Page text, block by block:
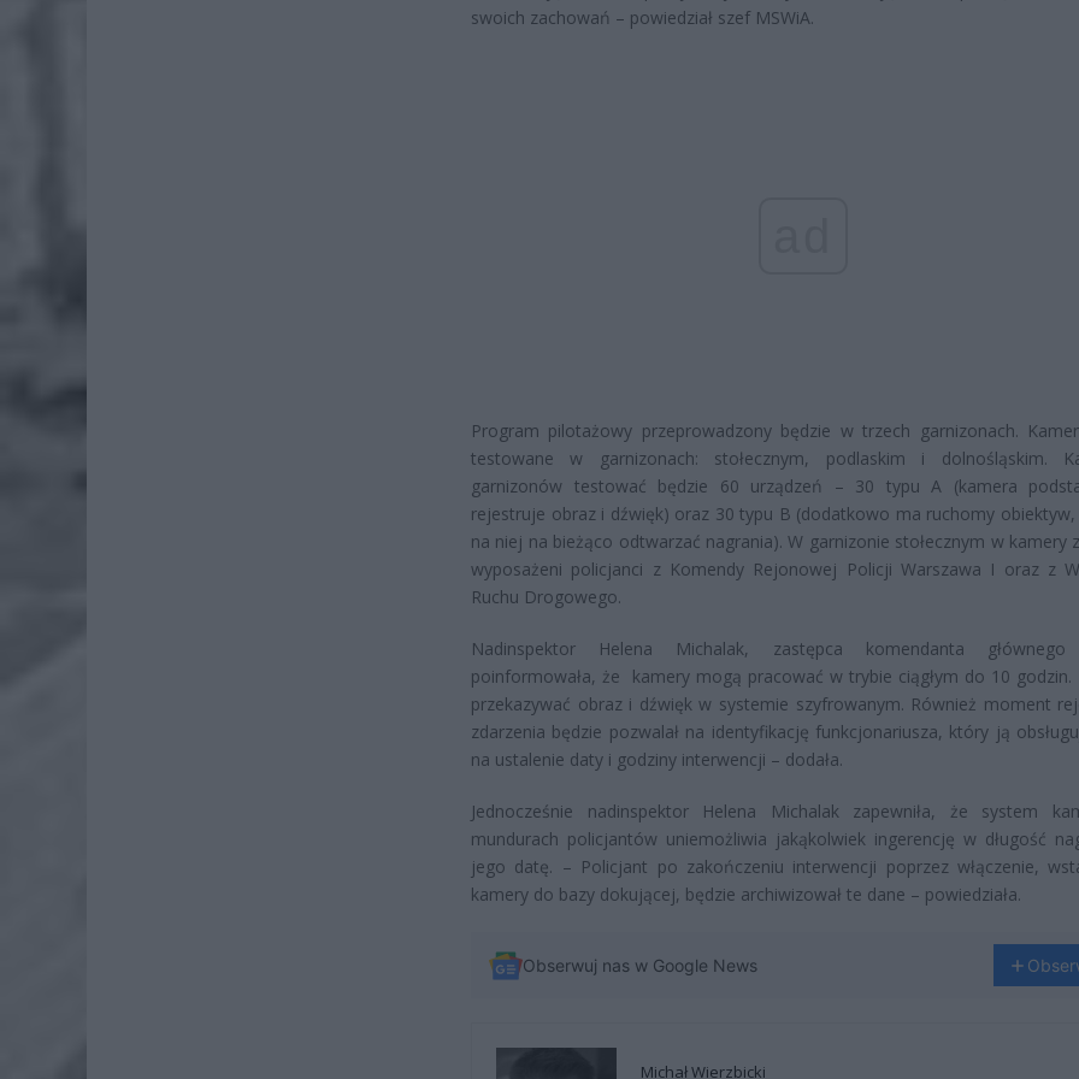
swoich zachowań – powiedział szef MSWiA.
Program pilotażowy przeprowadzony będzie w trzech garnizonach.
testowane w garnizonach: stołecznym, podlaskim i dolnośląskim.
garnizonów testować będzie 60 urządzeń – 30 typu A (kamera
rejestruje obraz i dźwięk) oraz 30 typu B (dodatkowo ma ruchomy
na niej na bieżąco odtwarzać nagrania). W garnizonie stołecznym w kamery
wyposażeni policjanci z Komendy Rejonowej Policji Warszawa I oraz z
Ruchu Drogowego.
Nadinspektor Helena Michalak, zastępca komendanta
poinformowała, że kamery mogą pracować w trybie ciągłym do 10 godzin.
przekazywać obraz i dźwięk w systemie szyfrowanym. Również moment
zdarzenia będzie pozwalał na identyfikację funkcjonariusza, który ją
na ustalenie daty i godziny interwencji – dodała.
Jednocześnie nadinspektor Helena Michalak zapewniła, że system
mundurach policjantów uniemożliwia jakąkolwiek ingerencję w długość
jego datę. – Policjant po zakończeniu interwencji poprzez włączenie,
kamery do bazy dokującej, będzie archiwizował te dane – powiedziała.
Obserwuj nas w Google News
Michał Wierzbicki